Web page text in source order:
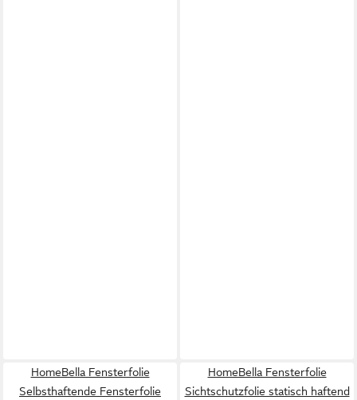
HomeBella Fensterfolie
Selbsthaftende Fensterfolie
HomeBella Fensterfolie
Sichtschutzfolie statisch haftend